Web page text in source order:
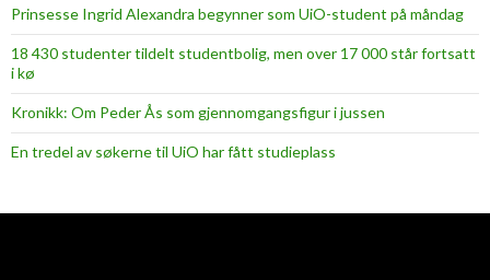
Prinsesse Ingrid Alexandra begynner som UiO-student på måndag
18 430 studenter tildelt studentbolig, men over 17 000 står fortsatt
i kø
Kronikk: Om Peder Ås som gjennomgangsfigur i jussen
En tredel av søkerne til UiO har fått studieplass